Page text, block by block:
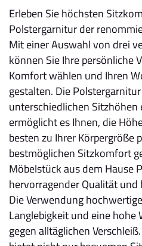
Erleben Sie höchsten
Polstergarnitur der
Mit einer Auswahl von drei
können Sie Ihre persönliche
Komfort wählen und Ihren
gestalten. Die
unterschiedlichen Sitzhöhen
ermöglicht es Ihnen, die
besten zu Ihrer Körpergröße
bestmöglichen Sitzkomfort
Möbelstück aus dem Hause
hervorragender Qualität
Die Verwendung
Langlebigkeit und eine
gegen alltäglichen